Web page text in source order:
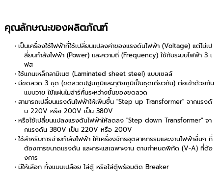
คุณลักษณะของผลิตภัณฑ์
เป็นเครื่องใช้ไฟฟ้าที่ใช้เปลี่ยนแปลงค่าของแรงดันไฟฟ้า (Voltage) แต่ไม่เป
ลี่ยนกำลังไฟฟ้า (Power) และความถี่ (Frequency) ใช้กับระบบไฟฟ้า 3 เ
ฟส
ใช้แกนเหล็กลามิเนต (Laminated sheet steel) แบบเซลล์
มีขดลวด 3 ชุด (ขดลวดปฐมภูมิและทุติยภูมิเป็นชุดเดียวกัน) ต่อเข้าด้วยกัน
แบบวาย ใช้แผ่นไมล่าร์คั่นระหว่างชั้นของขดลวด
สามารถเปลี่ยนแรงดันไฟฟ้าให้เพิ่มขึ้น "Step up Transformer" จากแรงดั
น 220V หรือ 200V เป็น 380V
หรือใช้เปลี่ยนแปลงแรงดันไฟฟ้าให้ลดลง "Step down Transformer" จา
กแรงดัน 380V เป็น 220V หรือ 200V
ใช้สำหรับการจ่ายกำลังไฟฟ้า ให้เครื่องจักรอุตสาหกรรมและงานไฟฟ้าอื่นๆ ที่
ต้องการขนาดแรงดัน และกระแสเฉพาะงาน ตามกำหนดพิกัด (V-A) ที่ต้อ
งการ
มีให้เลือก ทั้งแบบเปลือย ใส่ตู้ หรือใส่ตู้พร้อมติด Breaker